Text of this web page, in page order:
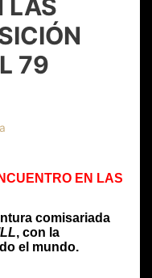
LAS
79
EN LAS
comisariada
, con la
el mundo.